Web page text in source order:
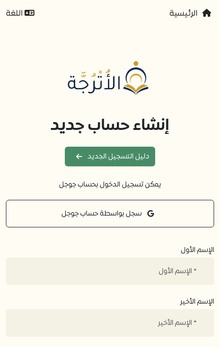
الرئيسية اللغة
إنشاء حساب جديد
دليل التسجيل الجديد
يمكن تسجيل الدخول بحساب جوجل
سجل بواسطة حساب جوجل
الإسم الأول
الإسم الأخير